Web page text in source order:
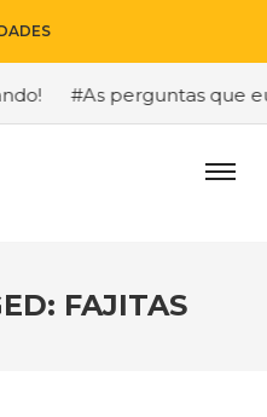
#As perguntas que eu
FAJITAS